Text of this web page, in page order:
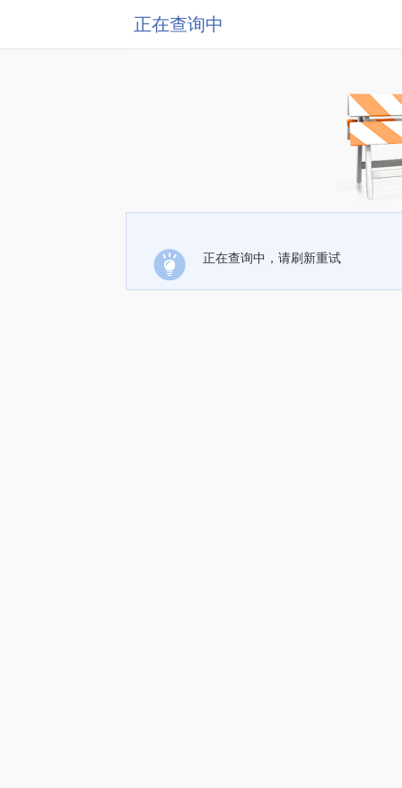
正在查询中
正在查询中，请刷新重试